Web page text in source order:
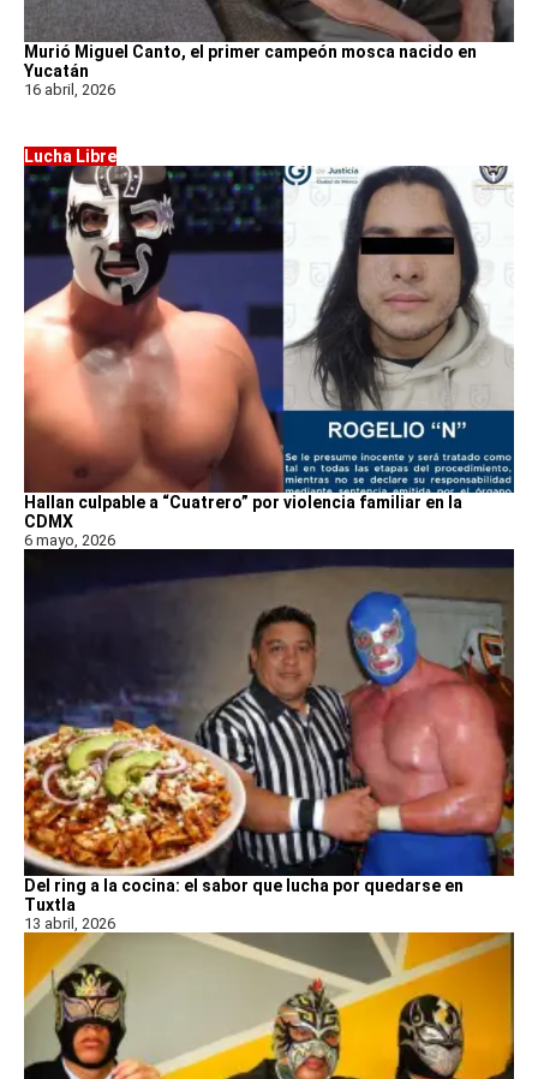
Murió Miguel Canto, el primer campeón mosca nacido en
Yucatán
16 abril, 2026
Lucha Libre
Hallan culpable a “Cuatrero” por violencia familiar en la
CDMX
6 mayo, 2026
Del ring a la cocina: el sabor que lucha por quedarse en
Tuxtla
13 abril, 2026